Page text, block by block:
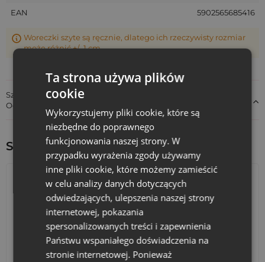
EAN
5902565685416
Woreczki szyte są ręcznie, dlatego ich rzeczywisty rozmiar
może różnić +/- 1 cm
Szczegóły dotyczące zgodności produktu z przepisami:
Odpowiedzialność za produkt
Sprawdź inne ciekawe produkty:
Kalendarze adwentowe Torby bawełniane
Ta strona używa plików
cookie
Wykorzystujemy pliki cookie, które są
niezbędne do poprawnego
funkcjonowania naszej strony. W
przypadku wyrażenia zgody używamy
inne pliki cookie, które możemy zamieścić
w celu analizy danych dotyczących
odwiedzających, ulepszenia naszej strony
internetowej, pokazania
spersonalizowanych treści i zapewnienia
Państwu wspaniałego doświadczenia na
stronie internetowej. Ponieważ